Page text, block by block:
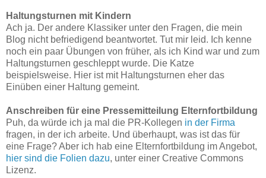
Haltungsturnen mit Kindern
Ach ja. Der andere Klassiker unter den Fragen, die mein
Blog nicht befriedigend beantwortet. Tut mir leid. Ich kenne
noch ein paar Übungen von früher, als ich Kind war und zum
Haltungsturnen geschleppt wurde. Die Katze
beispielsweise. Hier ist mit Haltungsturnen eher das
Einüben einer Haltung gemeint.
Anschreiben für eine Pressemitteilung Elternfortbildung
Puh, da würde ich ja mal die PR-Kollegen in der Firma
fragen, in der ich arbeite. Und überhaupt, was ist das für
eine Frage? Aber ich hab eine Elternfortbildung im Angebot,
hier sind die Folien dazu, unter einer Creative Commons
Lizenz.